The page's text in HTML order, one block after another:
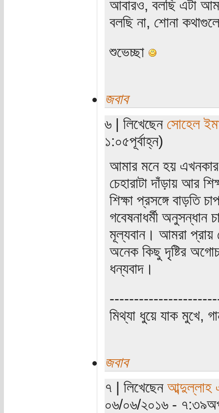
আবারও, বলছি এটা
বলছি না, শোনা
শুভেচ্ছা
জবাব
৬ | লিখেছেন সোহেল
১:০৫পূর্বাহ্ন)
আমার মনে হয় এখনকার
চেহারাটা দাঁড়ায় আর
শিক্ষা প্রসঙ্গে
গবেষনাধর্মী
মূল্যবান। আমরা প্রায়
অনেক কিছু দৃষ্টির
ধন্যবাদ।
মিথ্যা ধুয়ে যাক মুখে,
জবাব
৭ | লিখেছেন
০৬/০৬/২০১৬ -